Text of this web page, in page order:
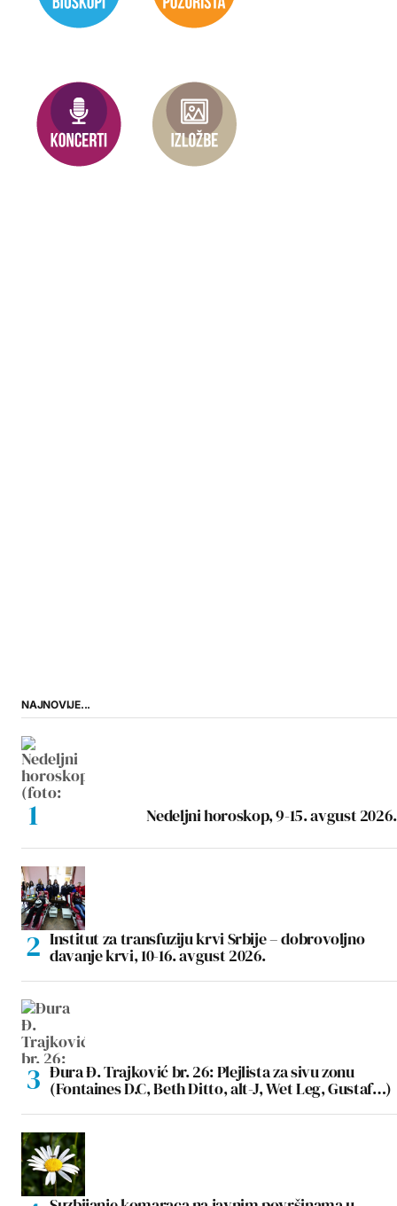
NAJNOVIJE...
Nedeljni horoskop, 9-15. avgust 2026.
Institut za transfuziju krvi Srbije – dobrovoljno
davanje krvi, 10-16. avgust 2026.
Đura Đ. Trajković br. 26: Plejlista za sivu zonu
(Fontaines D.C, Beth Ditto, alt-J, Wet Leg, Gustaf…)